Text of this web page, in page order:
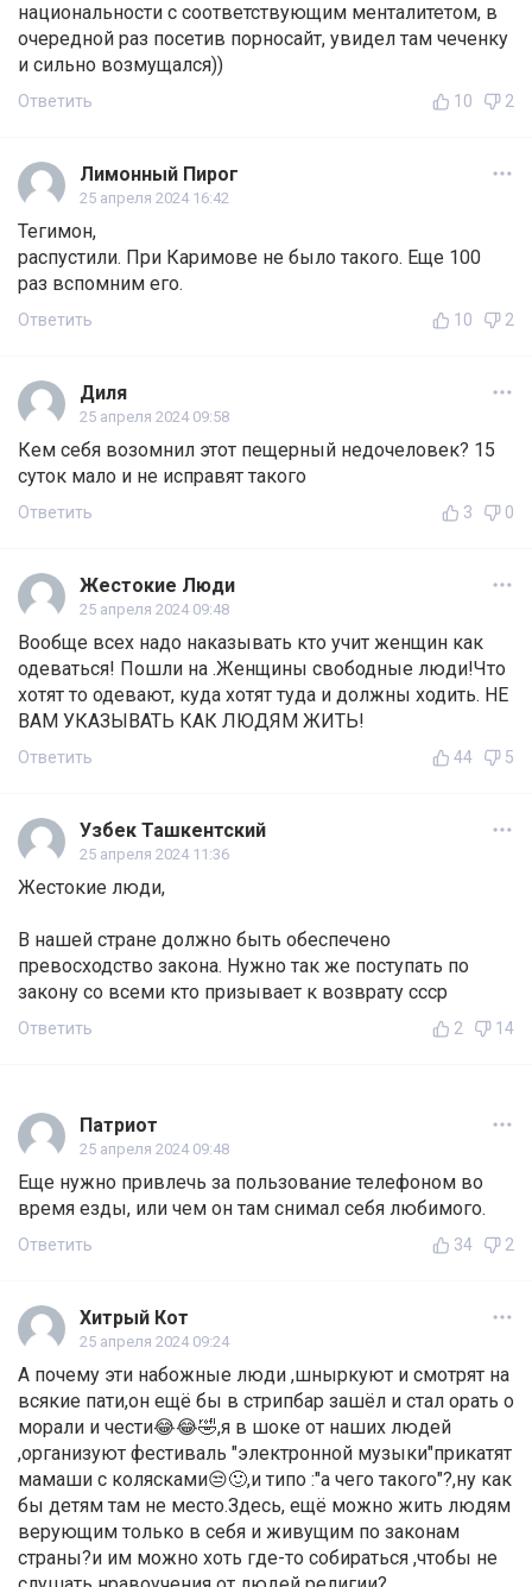
национальности с соответствующим менталитетом, в
очередной раз посетив порносайт, увидел там чеченку
и сильно возмущался))
Ответить 10 2
Лимонный Пирог
25 апреля 2024 16:42
Тегимон,
распустили. При Каримове не было такого. Еще 100
раз вспомним его.
Ответить 10 2
Диля
25 апреля 2024 09:58
Кем себя возомнил этот пещерный недочеловек? 15
суток мало и не исправят такого
Ответить 3 0
Жестокие Люди
25 апреля 2024 09:48
Вообще всех надо наказывать кто учит женщин как
одеваться! Пошли на .Женщины свободные люди!Что
хотят то одевают, куда хотят туда и должны ходить. НЕ
ВАМ УКАЗЫВАТЬ КАК ЛЮДЯМ ЖИТЬ!
Ответить 44 5
Узбек Ташкентский
25 апреля 2024 11:36
Жестокие люди,
В нашей стране должно быть обеспечено
превосходство закона. Нужно так же поступать по
закону со всеми кто призывает к возврату ссср
Ответить 2 14
Патриот
25 апреля 2024 09:48
Еще нужно привлечь за пользование телефоном во
время езды, или чем он там снимал себя любимого.
Ответить 34 2
Хитрый Кот
25 апреля 2024 09:24
А почему эти набожные люди ,шныркуют и смотрят на
всякие пати,он ещё бы в стрипбар зашёл и стал орать о
морали и чести😂😂🤣,я в шоке от наших людей
,организуют фестиваль "электронной музыки"прикатят
мамаши с колясками😒🙂,и типо :"а чего такого"?,ну как
бы детям там не место.Здесь, ещё можно жить людям
верующим только в себя и живущим по законам
страны?и им можно хоть где-то собираться ,чтобы не